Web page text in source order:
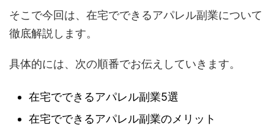
そこで今回は、在宅でできるアパレル副業について
徹底解説します。
具体的には、次の順番でお伝えしていきます。
在宅でできるアパレル副業5選
在宅でできるアパレル副業のメリット